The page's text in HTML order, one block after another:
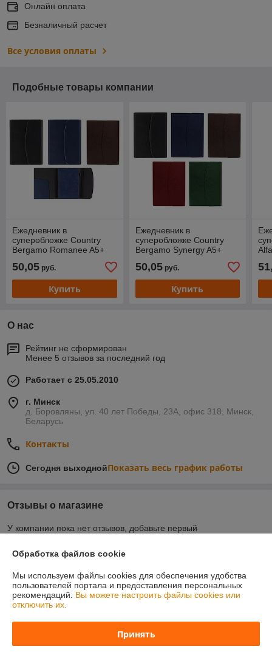
Онлайн оплата
Безналичный расчет
Все условия оплаты
Подобные товары компании
Ежедневник в
суперобложке Country
Bergamo Romanee A5+
твердой обложке
50,05 руб.
Купить
Ежедневник в
суперобложке Country
Bergamo Synergy A5+
твердой обложке
50,05руб.
Купить
О нас
Рейтинг не сформирован
Менее 5 отзывов за последний год
Работает с 25.05.2010
г. Минск
д. Боровляны, ул. 40 лет Победы, 23А, офис 318, Минск,
Беларусь
Контакты
Сегодня выходнойПоказать весь график работы
Отзывы о магазине
У компании пока нет отзывов, добавьте первый
Контакты
Доставка и оплата
График работы
Обработка файлов cookie
Мы используем файлы cookies для обеспечения удобства
пользователей портала и предоставления персональных
рекомендаций. Вы можете настроить файлы cookies или
отключить их.
Принять